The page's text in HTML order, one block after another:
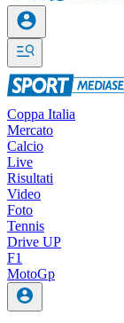
Coppa Italia
Mercato
Calcio
Live
Risultati
Video
Foto
Tennis
Drive UP
F1
MotoGp